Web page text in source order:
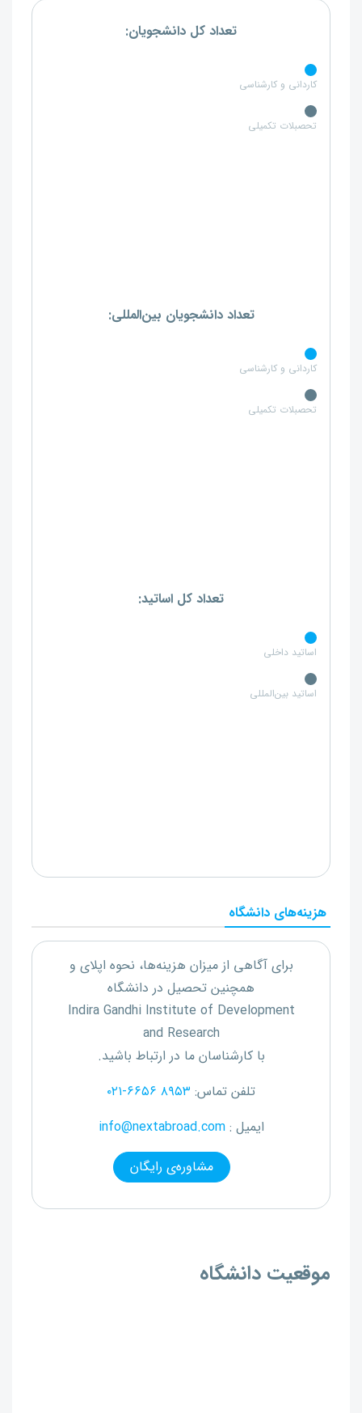
تعداد کل دانشجویان:
کاردانی و کارشناسی
تحصبلات تکمیلی
تعداد دانشجویان بین‌المللی:
کاردانی و کارشناسی
تحصبلات تکمیلی
تعداد کل اساتید:
اساتید داخلی
اساتید بین‌المللی
هزینه‌های دانشگاه
برای آگاهی از میزان هزینه‌ها، نحوه اپلای و
همچنین تحصیل در دانشگاه
Indira Gandhi Institute of Development
and Research
با کارشناسان ما در ارتباط باشید.
تلفن تماس: ۰۲۱-۶۶۵۶ ۸۹۵۳
ایمیل :info@nextabroad.com
مشاوره‌ی رایگان
موقعیت دانشگاه